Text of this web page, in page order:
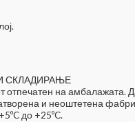
СКЛАДИРАЊЕ
отпечатен на амбалажата.
и неоштетена
до +25ºC.